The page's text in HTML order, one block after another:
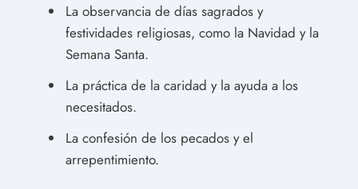
La observancia de días sagrados y
festividades religiosas, como la Navidad y la
Semana Santa.
La práctica de la caridad y la ayuda a los
necesitados.
La confesión de los pecados y el
arrepentimiento.